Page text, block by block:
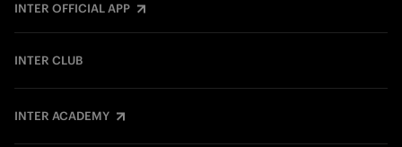
INTER OFFICIAL APP
INTER CLUB
INTER ACADEMY